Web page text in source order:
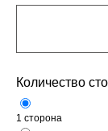
Количество
1 сторона